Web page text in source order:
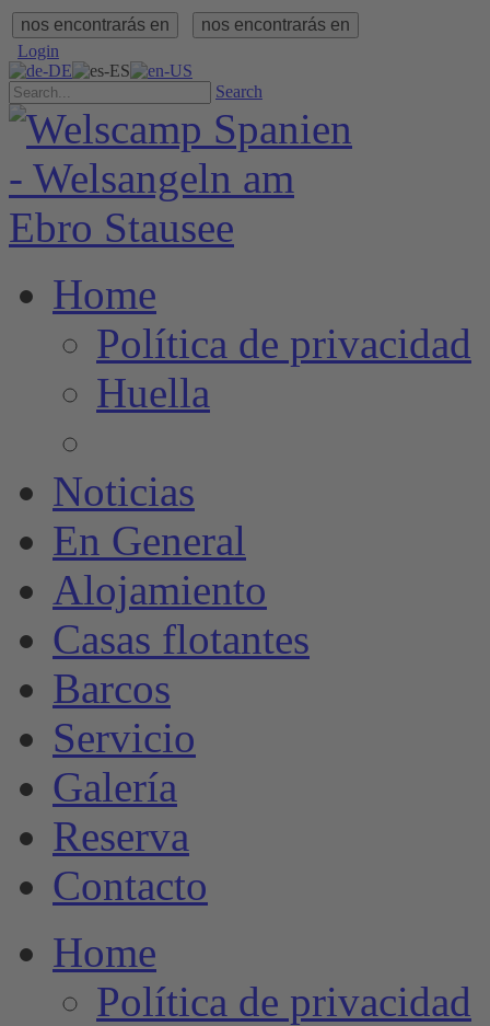
nos encontrarás en
nos encontrarás en
Login
Search
Home
Política de privacidad
Huella
Noticias
En General
Alojamiento
Casas flotantes
Barcos
Servicio
Galería
Reserva
Contacto
Home
Política de privacidad